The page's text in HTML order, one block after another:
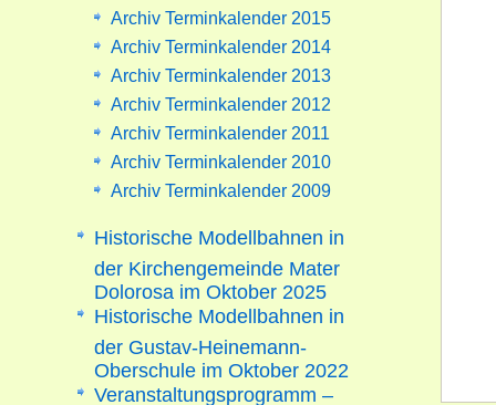
Archiv Terminkalender 2015
Archiv Terminkalender 2014
Archiv Terminkalender 2013
Archiv Terminkalender 2012
Archiv Terminkalender 2011
Archiv Terminkalender 2010
Archiv Terminkalender 2009
Historische Modellbahnen in
der Kirchengemeinde Mater
Dolorosa im Oktober 2025
Historische Modellbahnen in
der Gustav-Heinemann-
Oberschule im Oktober 2022
Veranstaltungsprogramm –